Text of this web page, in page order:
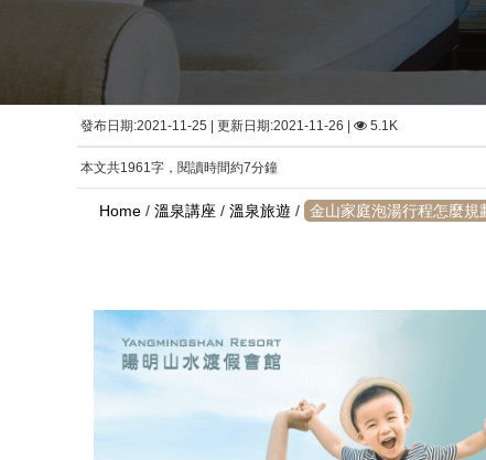
發布日期:2021-11-25 | 更新日期:2021-11-26 | 5.1K
本文共1961字，閱讀時間約7分鐘
Home/ 溫泉講座 / 溫泉旅遊 / 金山家庭泡湯行程怎麼規